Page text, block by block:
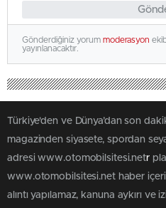
Gönderdiğiniz yorum moderasyon
yayınlanacaktır.
Türkiye'den ve Dünya’dan son
magazinden siyasete, spordan
adresi www.otomobilsitesi.netr
www.otomobilsitesi.net haber
alıntı yapılamaz, kanuna aykırı